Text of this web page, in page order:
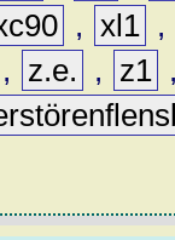
, xl1 ,
, z.e. , z1